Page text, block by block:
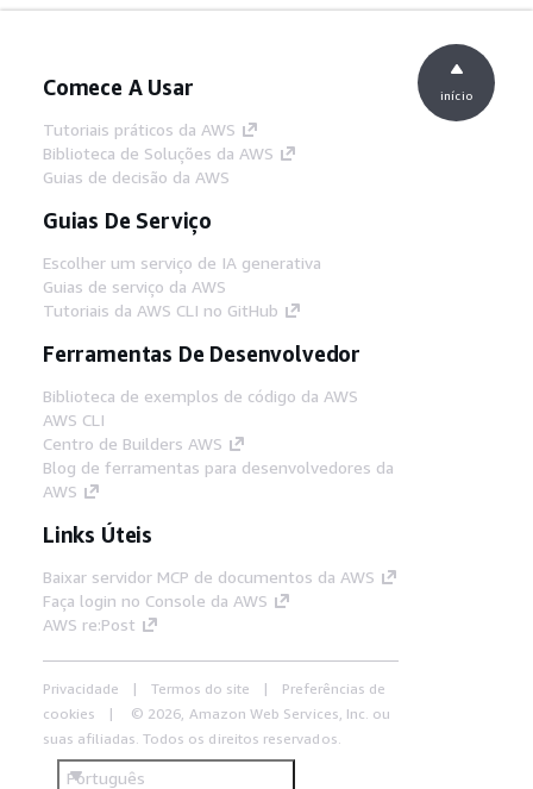
Comece A Usar
Tutoriais práticos da AWS
Biblioteca de Soluções da AWS
Guias de decisão da AWS
Guias De Serviço
Escolher um serviço de IA generativa
Guias de serviço da AWS
Tutoriais da AWS CLI no GitHub
Ferramentas De Desenvolvedor
Biblioteca de exemplos de código da AWS
AWS CLI
Centro de Builders AWS
Blog de ferramentas para desenvolvedores da
AWS
Links Úteis
Baixar servidor MCP de documentos da AWS
Faça login no Console da AWS
AWS re:Post
Privacidade Termos do site
Preferências de
cookies
© 2026, Amazon Web Services, Inc. ou
suas afiliadas. Todos os direitos reservados.
Português
início